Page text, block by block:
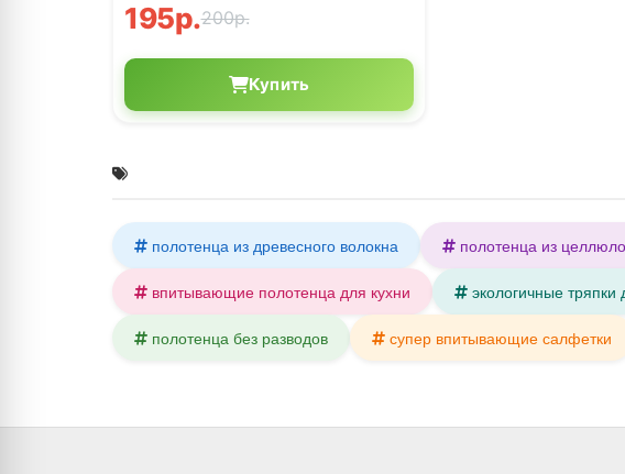
195р.200р.
Купить
полотенца из древесного волокна полотенца из
впитывающие полотенца для кухни экологичные тряпки
полотенца без разводов супер впитывающие салфетки